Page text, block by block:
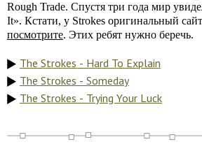
Rough Trade. Спустя три года мир
It». Кстати, у Strokes оригинальный
посмотрите. Этих ребят нужно беречь.
The Strokes - Hard To Explain
The Strokes - Someday
The Strokes - Trying Your Luck